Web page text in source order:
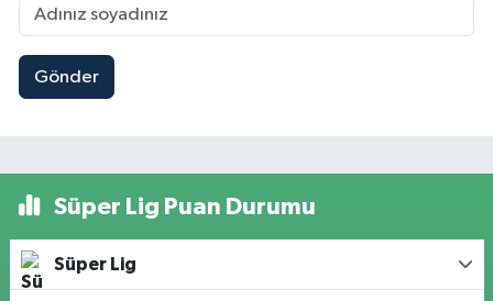
Gönder
Süper Lig Puan Durumu
Süper Lig